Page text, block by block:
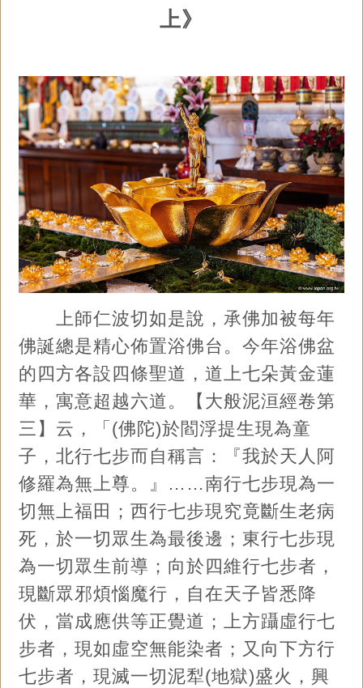
上》
上師仁波切如是說，承佛加被每年
佛誕總是精心佈置浴佛台。今年浴佛盆
的四方各設四條聖道，道上七朵黃金蓮
華，寓意超越六道。【大般泥洹經卷第
三】云，「(佛陀)於閻浮提生現為童
子，北行七步而自稱言：『我於天人阿
修羅為無上尊。』……南行七步現為一
切無上福田；西行七步現究竟斷生老病
死，於一切眾生為最後邊；東行七步現
為一切眾生前導；向於四維行七步者，
現斷眾邪煩惱魔行，自在天子皆悉降
伏，當成應供等正覺道；上方躡虛行七
步者，現如虛空無能染者；又向下方行
七步者，現滅一切泥犁(地獄)盛火，興